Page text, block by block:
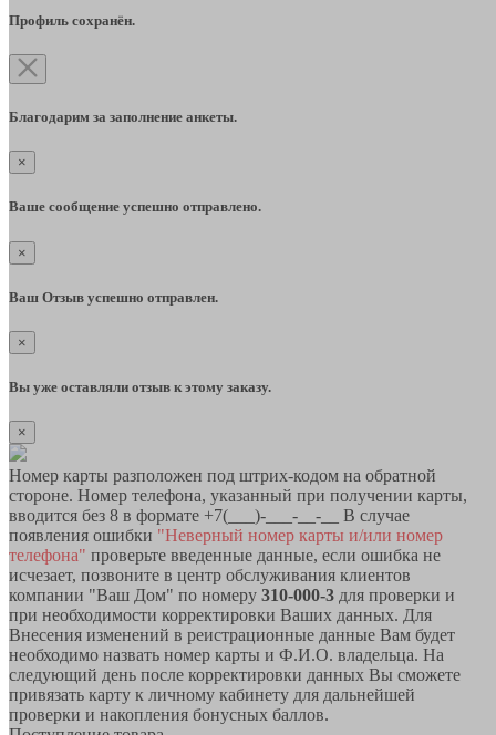
Профиль сохранён.
Благодарим за заполнение анкеты.
×
Ваше сообщение успешно отправлено.
×
Ваш Отзыв успешно отправлен.
×
Вы уже оставляли отзыв к этому заказу.
×
Номер карты разположен под штрих-кодом на обратной
стороне. Номер телефона, указанный при получении карты,
вводится без 8 в формате +7(___)-___-__-__ В случае
появления ошибки "Неверный номер карты и/или номер
телефона" проверьте введенные данные, если ошибка не
исчезает, позвоните в центр обслуживания клиентов
компании "Ваш Дом" по номеру 310-000-3 для проверки и
при необходимости корректировки Ваших данных. Для
Внесения изменений в реистрационные данные Вам будет
необходимо назвать номер карты и Ф.И.О. владельца. На
следующий день после корректировки данных Вы сможете
привязать карту к личному кабинету для дальнейшей
проверки и накопления бонусных баллов.